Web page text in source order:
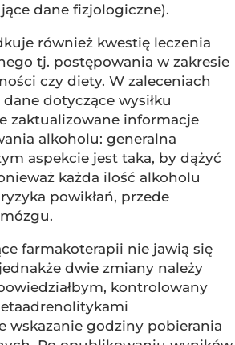
dane fizjologiczne).
również kwestię leczenia
tj. postępowania w zakresie
czy diety. W zaleceniach
dotyczące wysiłku
zaktualizowane informacje
alkoholu: generalna
aspekcie jest taka, by dążyć
każda ilość alkoholu
powikłań, przede
farmakoterapii nie jawią się
dwie zmiany należy
kontrolowany
wskazanie godziny pobierania